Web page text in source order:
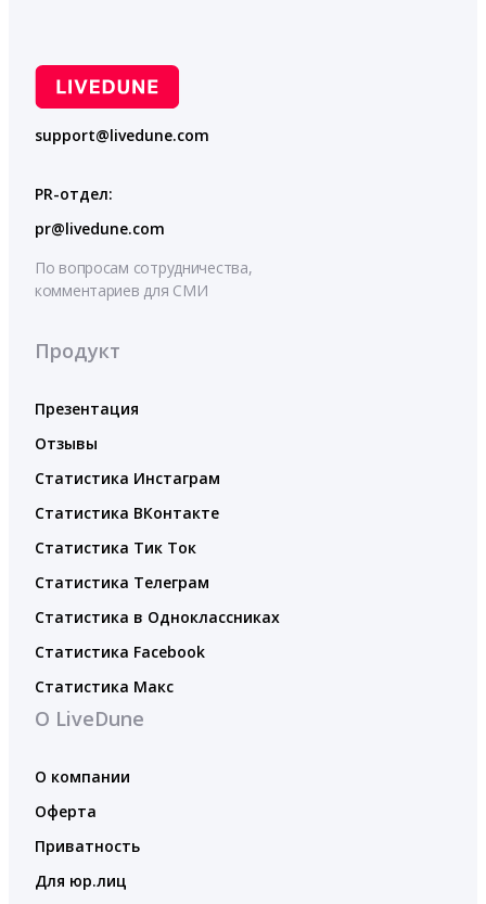
support@livedune.com
PR-отдел:
pr@livedune.com
По вопросам сотрудничества,
комментариев для СМИ
Продукт
Презентация
Отзывы
Статистика Инстаграм
Статистика ВКонтакте
Статистика Тик Ток
Статистика Телеграм
Статистика в Одноклассниках
Статистика Facebook
Статистика Макс
О LiveDune
О компании
Оферта
Приватность
Для юр.лиц